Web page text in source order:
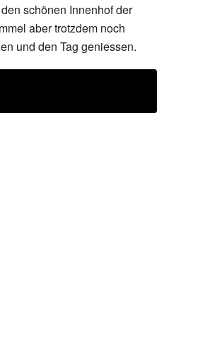
schönen Innenhof der
aber trotzdem noch
und den Tag geniessen.